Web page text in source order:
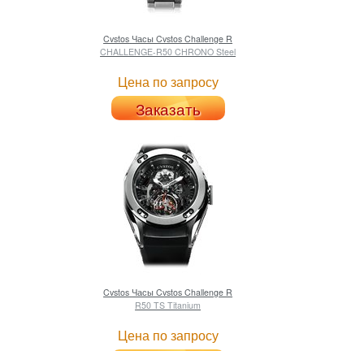
Cvstos Часы Cvstos Challenge R
CHALLENGE-R50 CHRONO Steel
Цена по запросу
Заказать
Cvstos Часы Cvstos Challenge R
R50 TS Titanium
Цена по запросу